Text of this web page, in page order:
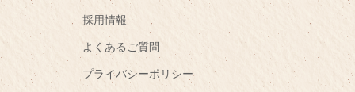
採用情報
よくあるご質問
プライバシーポリシー